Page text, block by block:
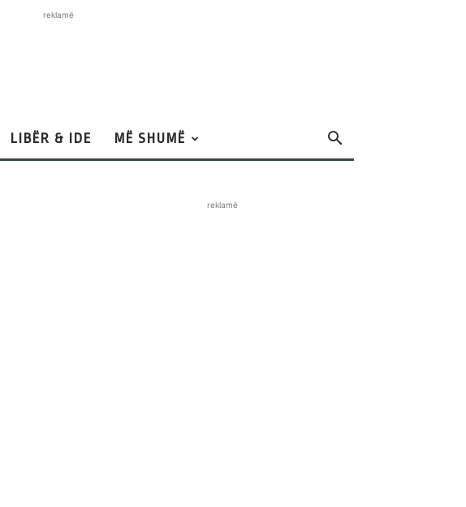
reklamë
LIBËR & IDE MË SHUMË
reklamë